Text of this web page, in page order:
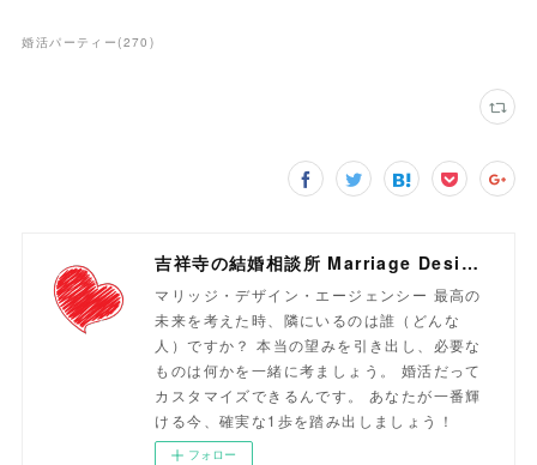
婚活パーティー(270 )
吉祥寺の結婚相談所 Marriage Design Agency
マリッジ・デザイン・エージェンシー 最高の
未来を考えた時、隣にいるのは誰（どんな
人）ですか？ 本当の望みを引き出し、必要な
ものは何かを一緒に考ましょう。 婚活だって
カスタマイズできるんです。 あなたが一番輝
ける今、確実な1歩を踏み出しましょう！
フォロー